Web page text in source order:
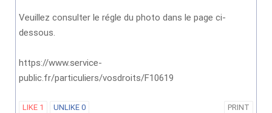
Veuillez consulter le régle du photo dans le page ci-
dessous.
https://www.service-
public.fr/particuliers/vosdroits/F10619
LIKE 1 UNLIKE 0 PRINT